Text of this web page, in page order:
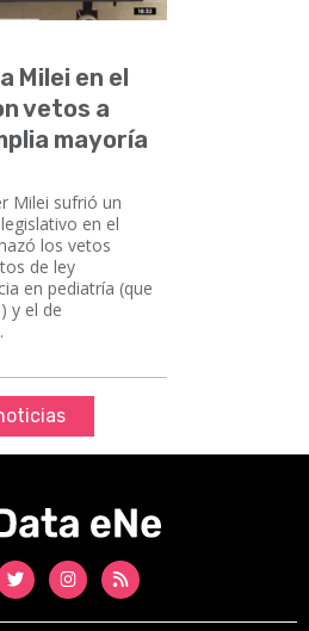
Milei en el
vetos a
mayoría
Milei sufrió un
en el
los vetos
de ley
en pediatría (que
y el de